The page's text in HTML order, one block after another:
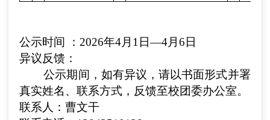
公示时间 ：2026年4月 1 日—4月6 日
异议反馈 ：
公示期间，如有异议，请以书面形式并署
真实姓名、联系方式，反馈至校团委办公室。
联系人：曹文干